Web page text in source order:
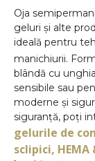
Oja
geluri și alte
ideală pentru
manichiurii.
blândă cu
sensibile sau
moderne și
siguranță, poți
gelurile de
sclipici, HEMA